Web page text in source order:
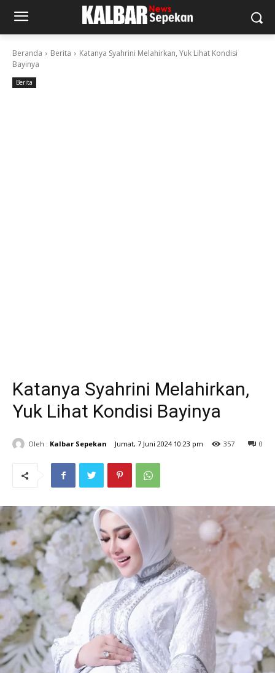
Beranda Berita
Katanya Syahrini Melahirkan, Yuk Lihat Kondisi
Bayinya
Berita
Katanya Syahrini Melahirkan,
Yuk Lihat Kondisi Bayinya
Oleh : Kalbar Sepekan Jumat, 7 Juni 2024 10:23 pm 0
357